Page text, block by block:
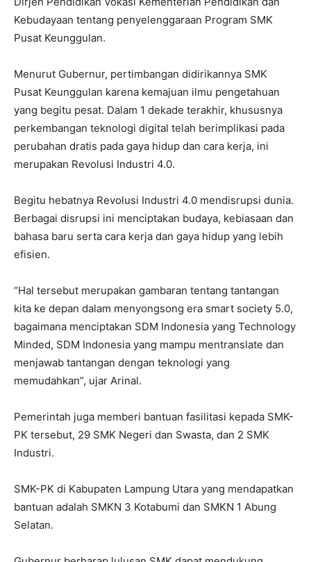
Kebudayaan tentang penyelenggaraan Program SMK
Pusat Keunggulan.
Menurut Gubernur, pertimbangan didirikannya SMK
Pusat Keunggulan karena kemajuan ilmu pengetahuan
yang begitu pesat. Dalam 1 dekade terakhir, khususnya
perkembangan teknologi digital telah berimplikasi pada
perubahan dratis pada gaya hidup dan cara kerja, ini
merupakan Revolusi Industri 4.0.
Begitu hebatnya Revolusi Industri 4.0 mendisrupsi dunia.
Berbagai disrupsi ini menciptakan budaya, kebiasaan dan
bahasa baru serta cara kerja dan gaya hidup yang lebih
efisien.
“Hal tersebut merupakan gambaran tentang tantangan
kita ke depan dalam menyongsong era smart society 5.0,
bagaimana menciptakan SDM Indonesia yang Technology
Minded, SDM Indonesia yang mampu mentranslate dan
menjawab tantangan dengan teknologi yang
memudahkan”, ujar Arinal.
Pemerintah juga memberi bantuan fasilitasi kepada SMK-
PK tersebut, 29 SMK Negeri dan Swasta, dan 2 SMK
Industri.
SMK-PK di Kabupaten Lampung Utara yang mendapatkan
bantuan adalah SMKN 3 Kotabumi dan SMKN 1 Abung
Selatan.